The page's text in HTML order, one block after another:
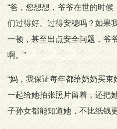
“爸，您想想，爷爷在世的时
们过得好、过得安稳吗？如果
一顿，甚至出点安全问题，爷
啊。”
“妈，我保证每年都给奶奶买
一起给她拍张照片留着，还把
子孙女都能知道她，不比纸钱